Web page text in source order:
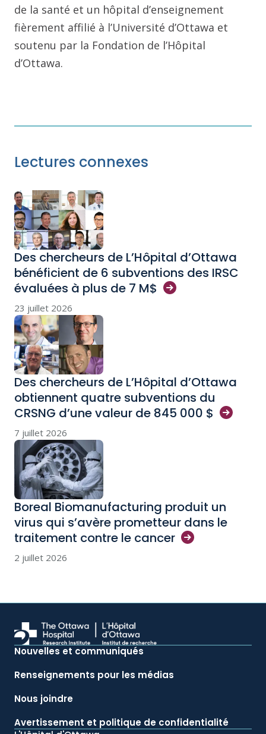
de la santé et un hôpital d’enseignement
fièrement affilié à l’Université d’Ottawa et
soutenu par la Fondation de l’Hôpital
d’Ottawa.
Lectures connexes
Des chercheurs de L’Hôpital d’Ottawa
bénéficient de 6 subventions des IRSC
évaluées à plus de 7 M$
23 juillet 2026
Des chercheurs de L’Hôpital d’Ottawa
obtiennent quatre subventions du
CRSNG d’une valeur de 845 000 $
7 juillet 2026
Boreal Biomanufacturing produit un
virus qui s’avère prometteur dans le
traitement contre le cancer
2 juillet 2026
Nouvelles et communiqués
Renseignements pour les médias
Nous joindre
Avertissement et politique de confidentialité